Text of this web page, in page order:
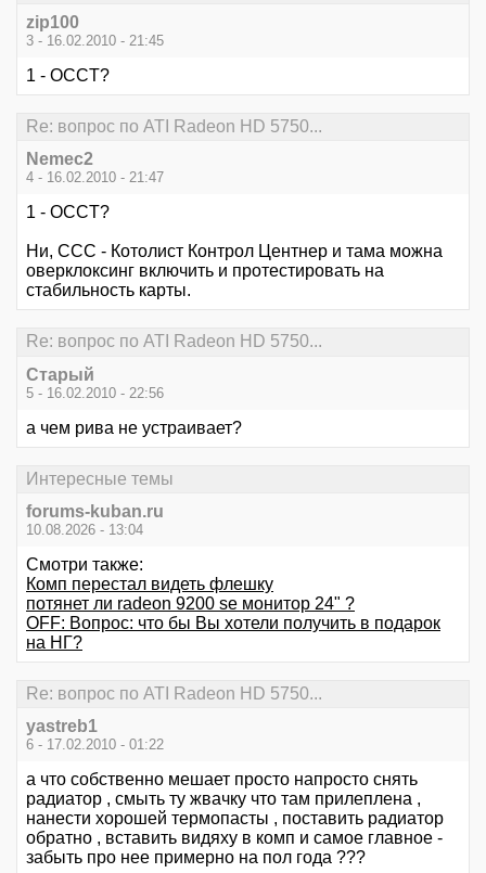
zip100
3 - 16.02.2010 - 21:45
1 - OCCT?
Re: вопрос по ATI Radeon HD 5750...
Nemec2
4 - 16.02.2010 - 21:47
1 - OCCT?
Ни, ССС - Котолист Контрол Центнер и тама можна
оверклоксинг включить и протестировать на
стабильность карты.
Re: вопрос по ATI Radeon HD 5750...
Старый
5 - 16.02.2010 - 22:56
а чем рива не устраивает?
Интересные темы
forums-kuban.ru
10.08.2026 - 13:04
Смотри также:
Комп перестал видеть флешку
потянет ли radeon 9200 se монитор 24" ?
OFF: Вопрос: что бы Вы хотели получить в подарок
на НГ?
Re: вопрос по ATI Radeon HD 5750...
yastreb1
6 - 17.02.2010 - 01:22
а что собственно мешает просто напросто снять
радиатор , смыть ту жвачку что там прилеплена ,
нанести хорошей термопасты , поставить радиатор
обратно , вставить видяху в комп и самое главное -
забыть про нее примерно на пол года ???